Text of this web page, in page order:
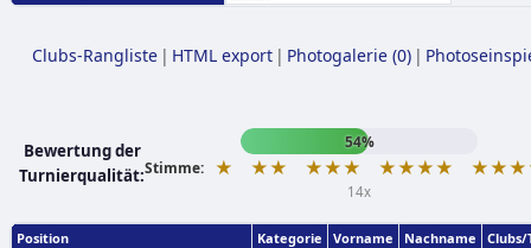
Clubs-Rangliste | HTML export | Photogalerie (0) |
Bewertung der
Turnierqualität:
54%
Stimme:
★ ★★ ★★★ ★★★★
14x
Position Kategorie Vorname Nachname Clubs/